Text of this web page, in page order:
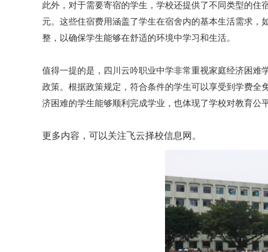
此外，对于需要寄宿的学生，学校还提供了不同类型的住
元。这些住宿费用涵盖了学生在宿舍内的基本生活需求
整，以确保学生能够在舒适的环境中学习和生活。
值得一提的是，四川云吟职业中学非常重视家庭经济困
政策。根据政策规定，符合条件的学生可以享受到学费
济困难的学生能够顺利完成学业，也体现了学校对教育公
更多内容，可以关注飞云择校信息网。